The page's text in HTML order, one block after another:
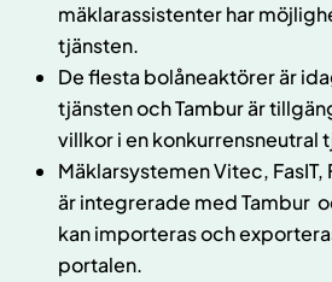
mäklarassistenter har
tjänsten.
De flesta bolåneaktörer är
tjänsten och Tambur är
villkor i en konkurrensneutral
Mäklarsystemen Vitec,
är integrerade med Tambur
kan importeras och
portalen.